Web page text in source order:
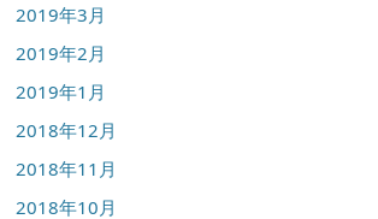
2019年3月
2019年2月
2019年1月
2018年12月
2018年11月
2018年10月